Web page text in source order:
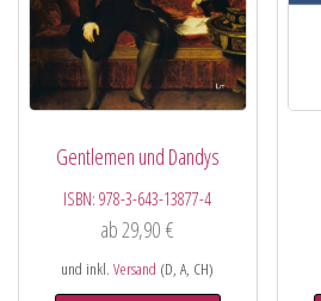
Gentlemen und Dandys
ISBN:978-3-643-13877-4
ab 29,90€
und inkl.Versand (D, A, CH)